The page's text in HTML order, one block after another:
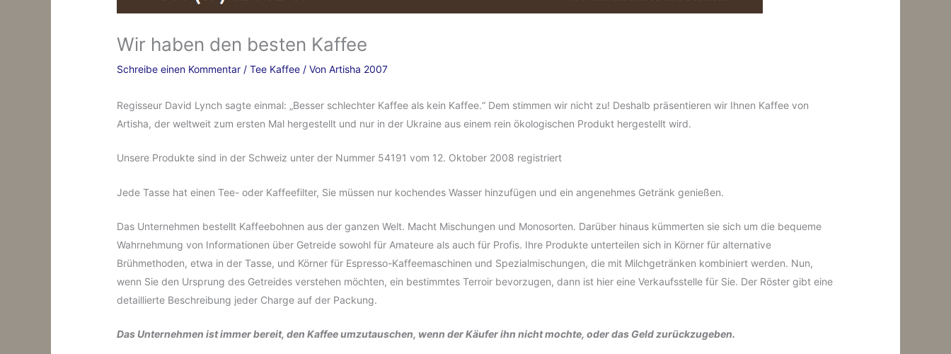
Wir haben den besten Kaffee
Schreibe einen Kommentar /Tee Kaffee / VonArtisha 2007
Regisseur David Lynch sagte einmal: „Besser schlechter Kaffee als kein Kaffee.“ Dem stimmen wir nicht zu! Deshalb präsentieren wir Ihnen Kaffee von
Artisha, der weltweit zum ersten Mal hergestellt und nur in der Ukraine aus einem rein ökologischen Produkt hergestellt wird.
Unsere Produkte sind in der Schweiz unter der Nummer 54191 vom 12. Oktober 2008 registriert
Jede Tasse hat einen Tee- oder Kaffeefilter, Sie müssen nur kochendes Wasser hinzufügen und ein angenehmes Getränk genießen.
Das Unternehmen bestellt Kaffeebohnen aus der ganzen Welt. Macht Mischungen und Monosorten. Darüber hinaus kümmerten sie sich um die bequeme
Wahrnehmung von Informationen über Getreide sowohl für Amateure als auch für Profis. Ihre Produkte unterteilen sich in Körner für alternative
Brühmethoden, etwa in der Tasse, und Körner für Espresso-Kaffeemaschinen und Spezialmischungen, die mit Milchgetränken kombiniert werden. Nun,
wenn Sie den Ursprung des Getreides verstehen möchten, ein bestimmtes Terroir bevorzugen, dann ist hier eine Verkaufsstelle für Sie. Der Röster gibt eine
detaillierte Beschreibung jeder Charge auf der Packung.
Das Unternehmen ist immer bereit, den Kaffee umzutauschen, wenn der Käufer ihn nicht mochte, oder das Geld zurückzugeben.